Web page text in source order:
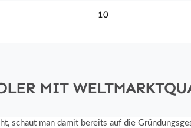
10
MIT
schaut man damit bereits auf die